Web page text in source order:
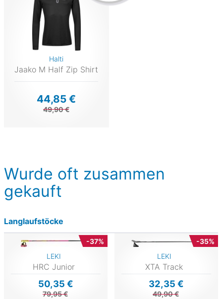
Halti
Jaako M Half Zip Shirt
44,85 €
49,90 €
Wurde oft zusammen
gekauft
Langlaufstöcke
-37%
LEKI
HRC Junior
50,35 €
79,95 €
-35%
LEKI
XTA Track
32,35 €
49,90 €